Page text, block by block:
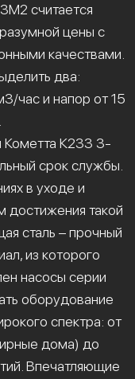
считается
цены с
качествами.
два:
час и напор от 15
К233 3-
срок службы.
в уходе и
такой
сталь – прочный
из которого
насосы серии
оборудование
спектра: от
дома) до
Впечатляющие